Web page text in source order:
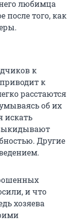
любимца
после того, как
к
к
расстаются
об их
искать
Другие
и что
хозяева